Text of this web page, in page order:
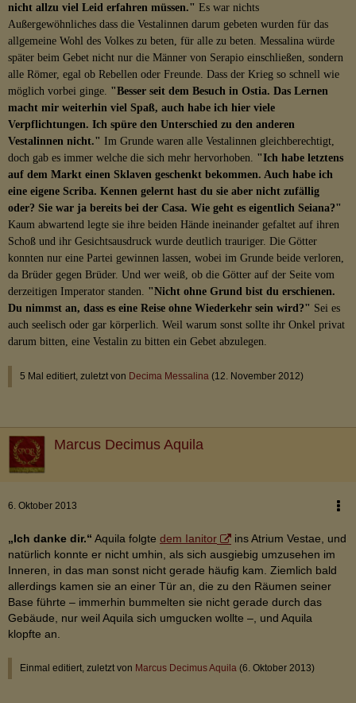
nicht allzu viel Leid erfahren müssen." Es war nichts
Außergewöhnliches dass die Vestalinnen darum gebeten wurden für das
allgemeine Wohl des Volkes zu beten, für alle zu beten. Messalina würde
später beim Gebet nicht nur die Männer von Serapio einschließen, sondern
alle Römer, egal ob Rebellen oder Freunde. Dass der Krieg so schnell wie
möglich vorbei ginge. "Besser seit dem Besuch in Ostia. Das Lernen
macht mir weiterhin viel Spaß, auch habe ich hier viele
Verpflichtungen. Ich spüre den Unterschied zu den anderen
Vestalinnen nicht." Im Grunde waren alle Vestalinnen gleichberechtigt,
doch gab es immer welche die sich mehr hervorhoben. "Ich habe letztens
auf dem Markt einen Sklaven geschenkt bekommen. Auch habe ich
eine eigene Scriba. Kennen gelernt hast du sie aber nicht zufällig
oder? Sie war ja bereits bei der Casa. Wie geht es eigentlich Seiana?"
Kaum abwartend legte sie ihre beiden Hände ineinander gefaltet auf ihren
Schoß und ihr Gesichtsausdruck wurde deutlich trauriger. Die Götter
konnten nur eine Partei gewinnen lassen, wobei im Grunde beide verloren,
da Brüder gegen Brüder. Und wer weiß, ob die Götter auf der Seite vom
derzeitigen Imperator standen. "Nicht ohne Grund bist du erschienen.
Du nimmst an, dass es eine Reise ohne Wiederkehr sein wird?" Sei es
auch seelisch oder gar körperlich. Weil warum sonst sollte ihr Onkel privat
darum bitten, eine Vestalin zu bitten ein Gebet abzulegen.
5 Mal editiert, zuletzt von Decima Messalina (12. November 2012)
Marcus Decimus Aquila
6. Oktober 2013
„Ich danke dir.“ Aquila folgte dem Ianitor
ins Atrium Vestae, und
natürlich konnte er nicht umhin, als sich ausgiebig umzusehen im
Inneren, in das man sonst nicht gerade häufig kam. Ziemlich bald
allerdings kamen sie an einer Tür an, die zu den Räumen seiner
Base führte – immerhin bummelten sie nicht gerade durch das
Gebäude, nur weil Aquila sich umgucken wollte –, und Aquila
klopfte an.
Einmal editiert, zuletzt von Marcus Decimus Aquila (6. Oktober 2013)